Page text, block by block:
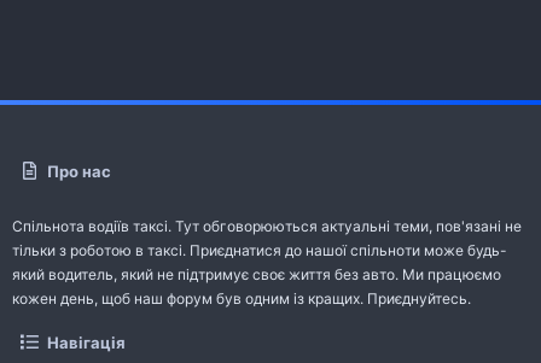
Про нас
Спільнота водіїв таксі. Тут обговорюються актуальні теми, пов'язані не
тільки з роботою в таксі. Приєднатися до нашої спільноти може будь-
який водитель, який не підтримує своє життя без авто. Ми працюємо
кожен день, щоб наш форум був одним із кращих. Приєднуйтесь.
Навігація